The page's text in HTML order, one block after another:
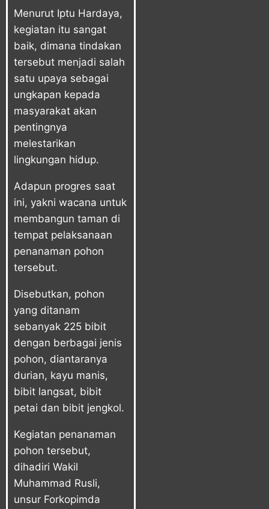
Menurut Iptu Hardaya,
kegiatan itu sangat
baik, dimana tindakan
tersebut menjadi salah
satu upaya sebagai
ungkapan kepada
masyarakat akan
pentingnya
melestarikan
lingkungan hidup.
Adapun progres saat
ini, yakni wacana untuk
membangun taman di
tempat pelaksanaan
penanaman pohon
tersebut.
Disebutkan, pohon
yang ditanam
sebanyak 225 bibit
dengan berbagai jenis
pohon, diantaranya
durian, kayu manis,
bibit langsat, bibit
petai dan bibit jengkol.
Kegiatan penanaman
pohon tersebut,
dihadiri Wakil
Muhammad Rusli,
unsur Forkopimda